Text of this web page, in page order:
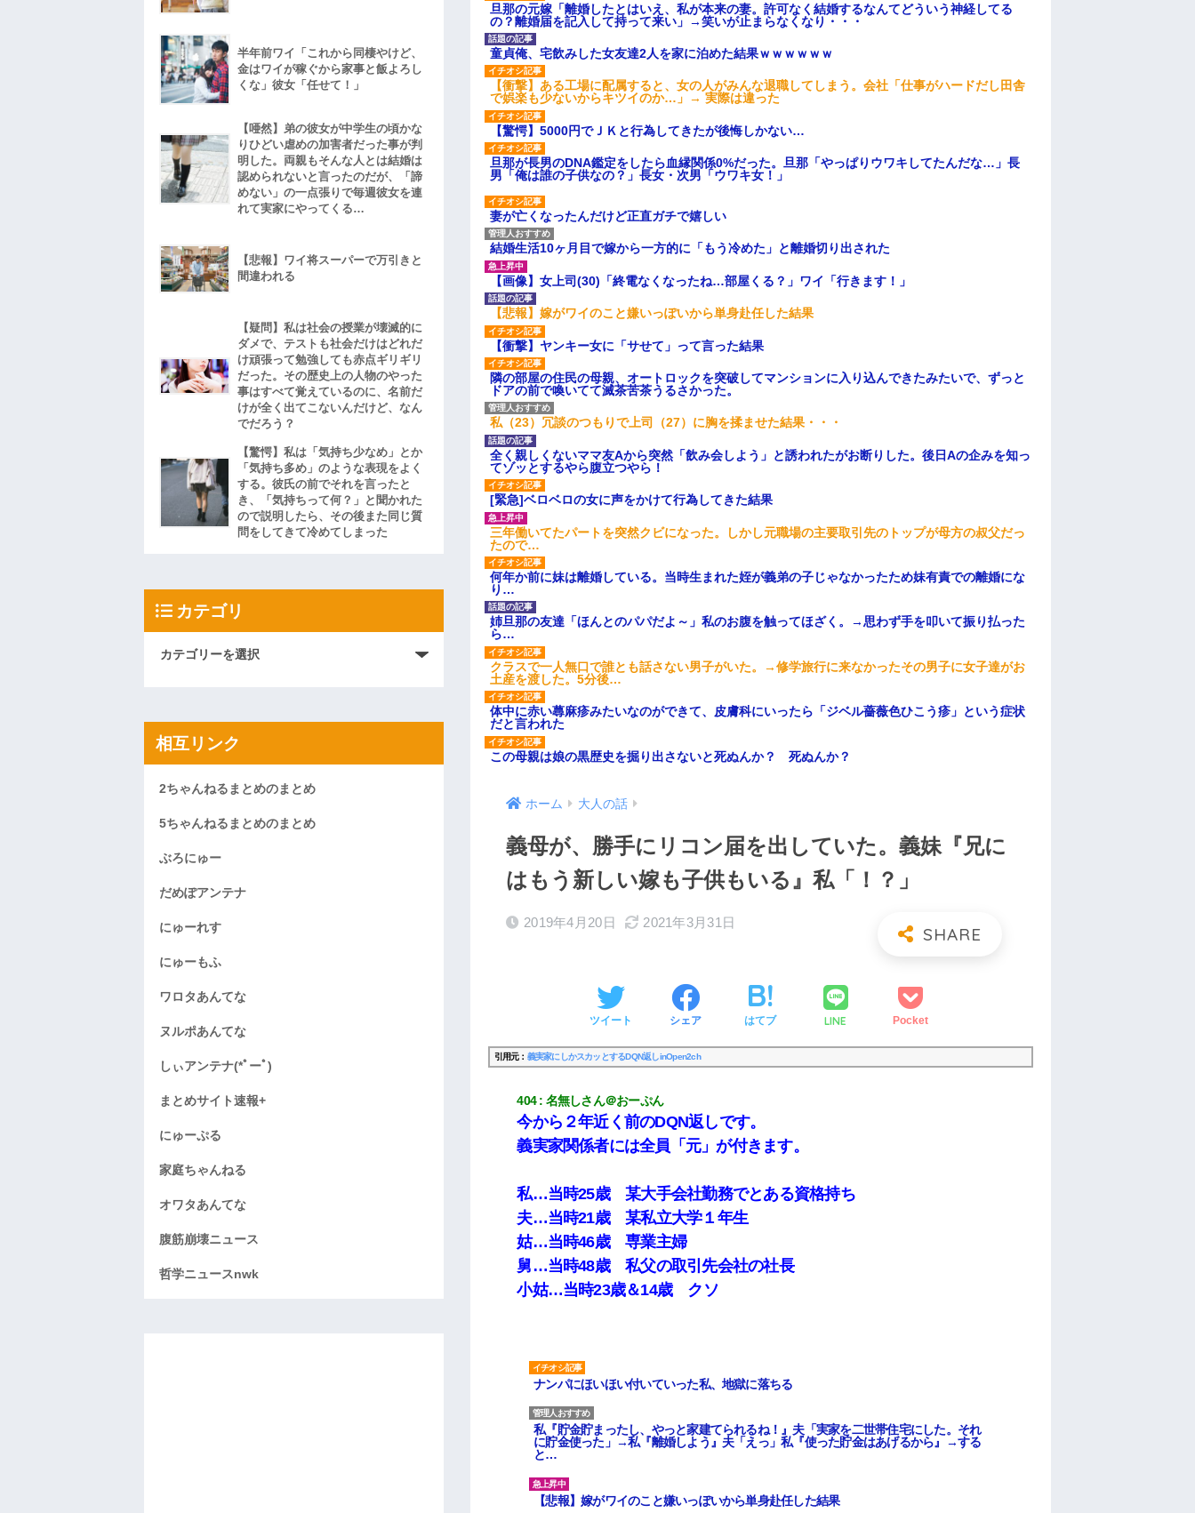
旦那の元嫁「離婚したとはいえ、私が本来の妻。許可なく結婚するなんてどういう神経してる
の？離婚届を記入して持って来い」→笑いが止まらなくなり・・・
童貞俺、宅飲みした女友達2人を家に泊めた結果ｗｗｗｗｗｗ
【衝撃】ある工場に配属すると、女の人がみんな退職してしまう。会社「仕事がハードだし田舎
で娯楽も少ないからキツイのか…」→ 実際は違った
【驚愕】5000円でＪＫと行為してきたが後悔しかない…
旦那が長男のDNA鑑定をしたら血縁関係0%だった。旦那「やっぱりウワキしてたんだな…」長
男「俺は誰の子供なの？」長女・次男「ウワキ女！」
妻が亡くなったんだけど正直ガチで嬉しい
結婚生活10ヶ月目で嫁から一方的に「もう冷めた」と離婚切り出された
【画像】女上司(30)「終電なくなったね…部屋くる？」ワイ「行きます！」
【悲報】嫁がワイのこと嫌いっぽいから単身赴任した結果
【衝撃】ヤンキー女に「サせて」って言った結果
隣の部屋の住民の母親、オートロックを突破してマンションに入り込んできたみたいで、ずっと
ドアの前で喚いてて滅茶苦茶うるさかった。
私（23）冗談のつもりで上司（27）に胸を揉ませた結果・・・
全く親しくないママ友Aから突然「飲み会しよう」と誘われたがお断りした。後日Aの企みを知っ
てゾッとするやら腹立つやら！
[緊急]ベロベロの女に声をかけて行為してきた結果
三年働いてたパートを突然クビになった。しかし元職場の主要取引先のトップが母方の叔父だっ
たので…
何年か前に妹は離婚している。当時生まれた姪が義弟の子じゃなかったため妹有責での離婚にな
り…
姉旦那の友達「ほんとのパパだよ～」私のお腹を触ってほざく。→思わず手を叩いて振り払った
ら…
クラスで一人無口で誰とも話さない男子がいた。→修学旅行に来なかったその男子に女子達がお
土産を渡した。5分後…
体中に赤い蕁麻疹みたいなのができて、皮膚科にいったら「ジベル薔薇色ひこう疹」という症状
だと言われた
この母親は娘の黒歴史を掘り出さないと死ぬんか？ 死ぬんか？
ホーム 大人の話
義母が、勝手にリコン届を出していた。義妹『兄に
はもう新しい嫁も子供もいる』私「！？」
2019年4月20日 2021年3月31日
ツイート シェア はてブ LINE Pocket
引用元： 義実家にしかスカッとするDQN返しinOpen2ch
404 名無しさん＠おーぷん
今から２年近く前のDQN返しです。
義実家関係者には全員「元」が付きます。
私…当時25歳 某大手会社勤務でとある資格持ち
夫…当時21歳 某私立大学１年生
姑…当時46歳 専業主婦
舅…当時48歳 私父の取引先会社の社長
小姑…当時23歳＆14歳 クソ
ナンパにほいほい付いていった私、地獄に落ちる
私『貯金貯まったし、やっと家建てられるね！』夫「実家を二世帯住宅にした。それ
に貯金使った」→私『離婚しよう』夫「えっ」私『使った貯金はあげるから』→する
と…
【悲報】嫁がワイのこと嫌いっぽいから単身赴任した結果
半年前ワイ「これから同棲やけど、
金はワイが稼ぐから家事と飯よろし
くな」彼女「任せて！」
【唖然】弟の彼女が中学生の頃かな
りひどい虐めの加害者だった事が判
明した。両親もそんな人とは結婚は
認められないと言ったのだが、「諦
めない」の一点張りで毎週彼女を連
れて実家にやってくる…
【悲報】ワイ将スーパーで万引きと
間違われる
【疑問】私は社会の授業が壊滅的に
ダメで、テストも社会だけはどれだ
け頑張って勉強しても赤点ギリギリ
だった。その歴史上の人物のやった
事はすべて覚えているのに、名前だ
けが全く出てこないんだけど、なん
でだろう？
【驚愕】私は「気持ち少なめ」とか
「気持ち多め」のような表現をよく
する。彼氏の前でそれを言ったと
き、「気持ちって何？」と聞かれた
ので説明したら、その後また同じ質
問をしてきて冷めてしまった
カテゴリ
相互リンク
2ちゃんねるまとめのまとめ
5ちゃんねるまとめのまとめ
ぶろにゅー
だめぽアンテナ
にゅーれす
にゅーもふ
ワロタあんてな
ヌルポあんてな
しぃアンテナ(*ﾟーﾟ)
まとめサイト速報+
にゅーぷる
家庭ちゃんねる
オワタあんてな
腹筋崩壊ニュース
哲学ニュースnwk